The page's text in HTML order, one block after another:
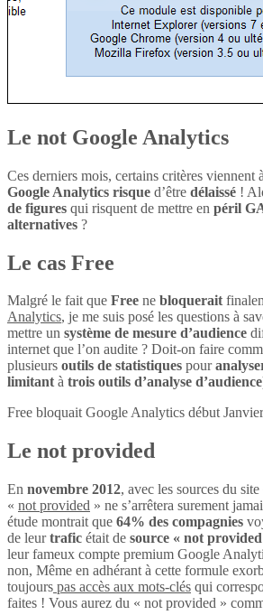
Le not Google Analytics
Ces derniers mois, certains critères viennent
Google Analytics risque d’être délaissé !
de figures qui risquent de mettre en péril
alternatives ?
Le cas Free
Malgré le fait que Free ne bloquerait
Analytics, je me suis posé les questions à
mettre un système de mesure d’audience
internet que l’on audite ? Doit-on faire
plusieurs outils de statistiques pour
limitantà trois outils d’analyse d’audience
Free bloquait Google Analytics début Janvier
Le not provided
En novembre 2012, avec les sources du site
« not provided » ne s’arrêtera surement
étude montrait que 64% des compagnies
de leurtrafic était de source « not
leur fameux compte premium Google
non, Même en adhérant à cette formule
toujours pas accès aux mots-clés qui
faites ! Vous aurez du « not provided »